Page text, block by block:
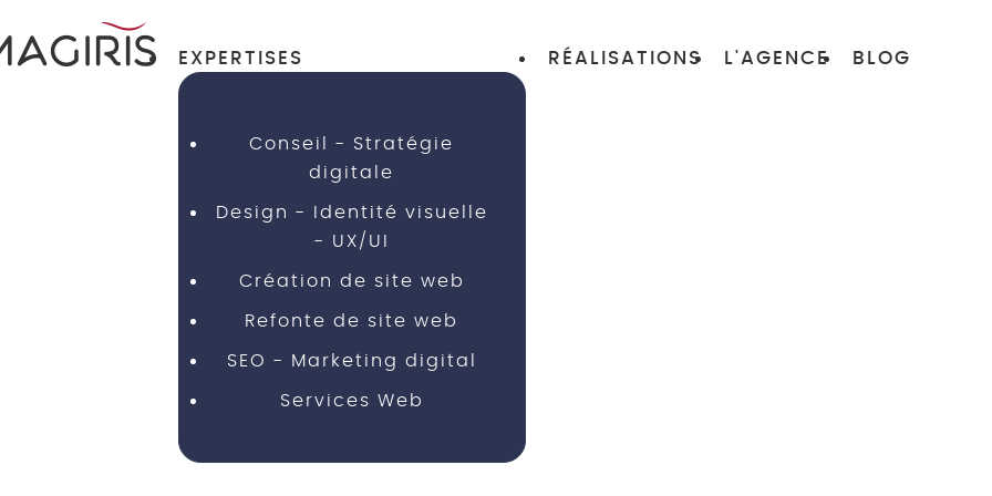
EXPERTISES
Conseil - Stratégie
digitale
Design - Identité visuelle
- UX/UI
Création de site web
Refonte de site web
SEO - Marketing digital
Services Web
RÉALISATIONS L'AGENCE BLOG